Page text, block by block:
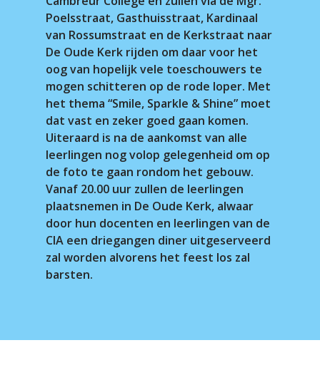
Poelsstraat, Gasthuisstraat, Kardinaal
van Rossumstraat en de Kerkstraat naar
De Oude Kerk rijden om daar voor het
oog van hopelijk vele toeschouwers te
mogen schitteren op de rode loper. Met
het thema “Smile, Sparkle & Shine” moet
dat vast en zeker goed gaan komen.
Uiteraard is na de aankomst van alle
leerlingen nog volop gelegenheid om op
de foto te gaan rondom het gebouw.
Vanaf 20.00 uur zullen de leerlingen
plaatsnemen in De Oude Kerk, alwaar
door hun docenten en leerlingen van de
CIA een driegangen diner uitgeserveerd
zal worden alvorens het feest los zal
barsten.